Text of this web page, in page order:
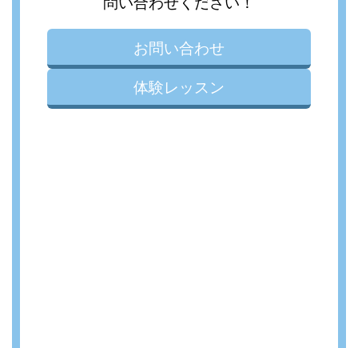
お問い合わせ
体験レッスン